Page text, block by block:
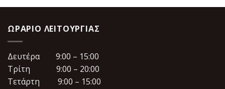
9.00€.
ΩΡΆΡΙΟ ΛΕΙΤΟΥΡΓΊΑΣ
Δευτέρα 9:00 – 15:00
Τρίτη 9:00 – 20:00
Τετάρτη 9:00 – 15:00